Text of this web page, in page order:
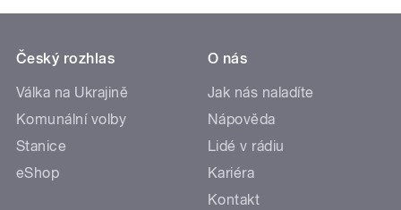
Český rozhlas
Válka na Ukrajině
Komunální volby
Stanice
eShop
O nás
Jak nás naladíte
Nápověda
Lidé v rádiu
Kariéra
Kontakt